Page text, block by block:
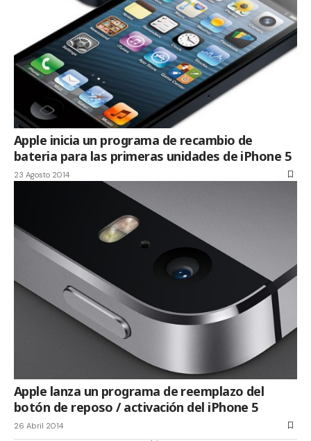
Apple inicia un programa de recambio de
bateria para las primeras unidades de iPhone 5
23 Agosto 2014
Apple lanza un programa de reemplazo del
botón de reposo / activación del iPhone 5
26 Abril 2014